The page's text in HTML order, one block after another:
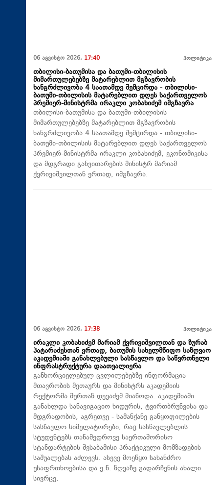
06 აგვისტო 2026, 17:40 პოლიტიკა
თბილისი-ბათუმისა და ბათუმი-თბილისის
მიმართულებებზე მატარებლით მგზავრობის
ხანგრძლივობა 4 საათამდე შემცირდა - თბილისი-
ბათუმი-თბილისის მატარებლით დღეს საქართველოს
პრემიერ-მინისტრმა ირაკლი კობახიძემ იმგზავრა
თბილისი-ბათუმისა და ბათუმი-თბილისის
მიმართულებებზე მატარებლით მგზავრობის
ხანგრძლივობა 4 საათამდე შემცირდა - თბილისი-
ბათუმი-თბილისის მატარებლით დღეს საქართველოს
პრემიერ-მინისტრმა ირაკლი კობახიძემ, ეკონომიკისა
და მდგრადი განვითარების მინისტრ მარიამ
ქვრივიშვილთან ერთად, იმგზავრა.
06 აგვისტო 2026, 17:38 პოლიტიკა
ირაკლი კობახიძემ მარიამ ქვრივიშვილთან და ზურაბ
პატარაძესთან ერთად, ბათუმის სახელმწიფო საზღვაო
აკადემიაში განახლებული სასწავლო და საწვრთნელი
ინფრასტრუქტურა დაათვალიერა
განხორციელებულ ცვლილებებზე ინფორმაცია
მთავრობის მეთაურს და მინისტრს აკადემიის
რექტორმა მურთაზ დევაძემ მიაწოდა. აკადემიაში
განახლდა სანავიგაციო ხიდურის, ტვირთბრუნვისა და
მდგრადობის, აგრეთვე - სამანქანე განყოფილების
სასწავლო სიმულატორები, რაც სასწავლებლის
სტუდენტებს თანამედროვე საერთაშორისო
სტანდარტების შესაბამისი პრაქტიკული მომზადების
საშუალებას აძლევს. ასევე მოეწყო სახანძრო
უსაფრთხოებისა და ე.წ. ზღვაზე გადარჩენის ახალი
სივრცე.